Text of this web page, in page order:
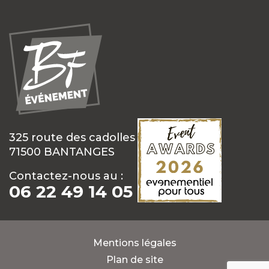
325 route des cadolles
71500 BANTANGES
Contactez-nous au :
06 22 49 14 05
Mentions légales
Plan de site